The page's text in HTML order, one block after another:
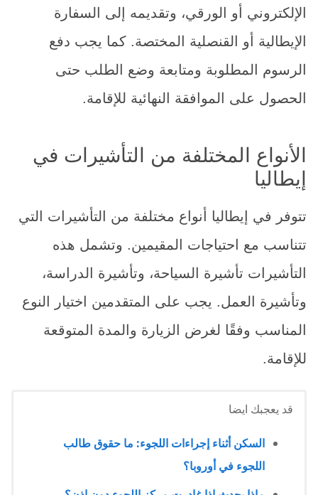
الإلكتروني أو الورقي، وتقديمه إلى السفارة
الإيطالية أو القنصلية المختصة. كما يجب دفع
الرسوم المطلوبة ومتابعة وضع الطلب حتى
الحصول على الموافقة النهائية للإقامة.
الأنواع المختلفة من التأشيرات في
إيطاليا
تتوفر في إيطاليا أنواع مختلفة من التأشيرات التي
تتناسب مع احتياجات المقيمين. وتشمل هذه
التأشيرات تأشيرة السياحة، وتأشيرة الدراسة،
وتأشيرة العمل. يجب على المتقدمين اختيار النوع
المناسب وفقًا لغرض الزيارة والمدة المتوقعة
للإقامة.
قد يعجبك ايضا
السكن أثناء إجراءات اللجوء: ما حقوق طالب
اللجوء في أوروبا؟